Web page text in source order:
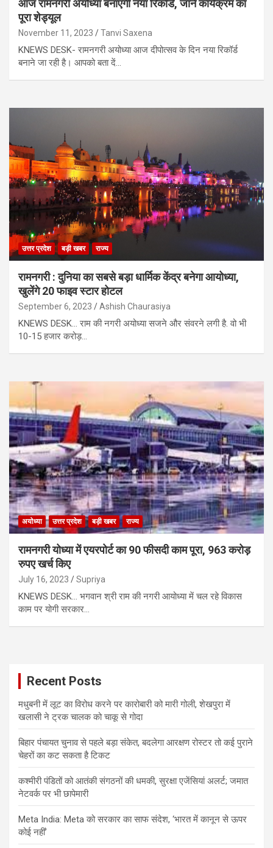
आज रामनगरी अयोध्या बनाएगी नया रिकॉर्ड, जानें कार्यक्रम का
पूरा शेड्यूल
November 11, 2023 Tanvi Saxena
KNEWS DESK- रामनगरी अयोध्या आज दीपोत्सव के दिन नया रिकॉर्ड
बनाने जा रही है। आपको बता दें…
उत्तर प्रदेश बड़ी खबर राज्य
रामनगरी : दुनिया का सबसे बड़ा धार्मिक केंद्र बनेगा आयोध्या,
खुलेंगे 20 फाइव स्टार होटल
September 6, 2023 Ashish Chaurasiya
KNEWS DESK… राम की नगरी अयोध्या सजने और संवरने लगी है. वो भी
10-15 हजार करोड़…
अयोध्या उत्तर प्रदेश बड़ी खबर राज्य
रामनगरी योध्या में एयरपोर्ट का 90 फीसदी काम पूरा, 963 करोड़
रुपए खर्च किए
July 16, 2023 Supriya
KNEWS DESK… भगवान श्री राम की नगरी आयोध्या में चल रहे विकास
काम पर योगी सरकार…
Recent Posts
मधुबनी में लूट का विरोध करने पर कारोबारी को मारी गोली, शेखपुरा में
खलासी ने ट्रक चालक को चाकू से गोदा
बिहार पंचायत चुनाव से पहले बड़ा संकेत, बदलेगा आरक्षण रोस्टर तो कई पुराने
चेहरों का कट सकता है टिकट
कश्मीरी पंडितों को आतंकी संगठनों की धमकी, सुरक्षा एजेंसियां अलर्ट; जमात
नेटवर्क पर भी छापेमारी
Meta India: Meta को सरकार का साफ संदेश, ‘भारत में कानून से ऊपर
कोई नहीं’